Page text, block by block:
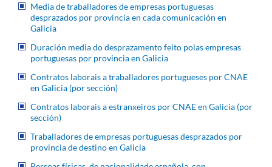
Media de traballadores de empresas portuguesas
desprazados por provincia en cada comunicación en
Galicia
Duración media do desprazamento feito polas empresas
portuguesas por provincia en Galicia
Contratos laborais a traballadores portugueses por CNAE
en Galicia (por sección)
Contratos laborais a estranxeiros por CNAE en Galicia (por
sección)
Traballadores de empresas portuguesas desprazados por
provincia de destino en Galicia